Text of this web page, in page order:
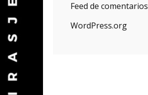
Feed de comentarios
WordPress.org